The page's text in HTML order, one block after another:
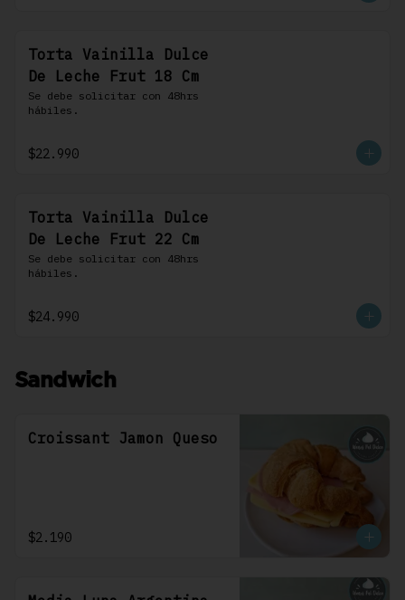
Torta Vainilla Dulce
De Leche Frut 18 Cm
Se debe solicitar con 48hrs
hábiles.
$22.990
Torta Vainilla Dulce
De Leche Frut 22 Cm
Se debe solicitar con 48hrs
hábiles.
$24.990
Sandwich
Croissant Jamon Queso
$2.190